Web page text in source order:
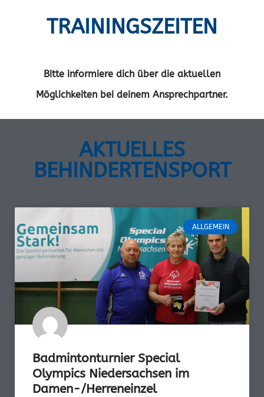
TRAININGSZEITEN
Bitte informiere dich über die aktuellen
Möglichkeiten bei deinem Ansprechpartner.
AKTUELLES
BEHINDERTENSPORT
ALLGEMEIN
Badmintonturnier Special
Olympics Niedersachsen im
Damen-/Herreneinzel